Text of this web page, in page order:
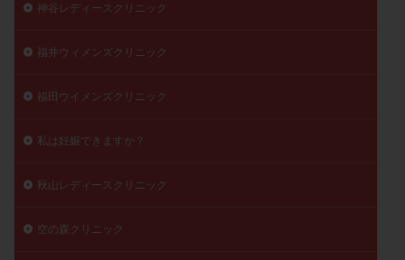
神谷レディースクリニック
福井ウィメンズクリニック
福田ウイメンズクリニック
私は妊娠できますか？
秋山レディースクリニック
空の森クリニック